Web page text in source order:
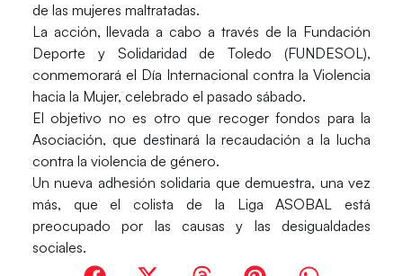
de las mujeres maltratadas.
La acción, llevada a cabo a través de la Fundación
Deporte y Solidaridad de Toledo (FUNDESOL),
conmemorará el Día Internacional contra la Violencia
hacia la Mujer, celebrado el pasado sábado.
El objetivo no es otro que recoger fondos para la
Asociación, que destinará la recaudación a la lucha
contra la violencia de género.
Un nueva adhesión solidaria que demuestra, una vez
más, que el colista de la Liga ASOBAL está
preocupado por las causas y las desigualdades
sociales.